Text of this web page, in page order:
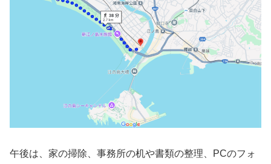
午後は、家の掃除、事務所の机や書類の整理、PCのフォ